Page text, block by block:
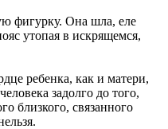
фигурку. Она шла, еле
утопая в искрящемся,
ребенка, как и матери,
задолго до того,
близкого, связанного